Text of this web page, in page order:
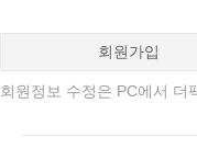
회원가입
회원정보 수정은 PC에서 더